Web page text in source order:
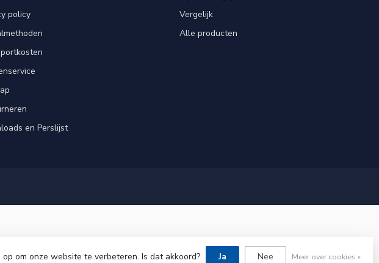
policy
en Perslijst
Vergelijk
Alle producten
om onze website te verbeteren. Is dat akkoord? Ja Nee Meer over cookies »